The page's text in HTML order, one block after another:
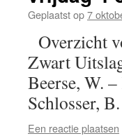
Geplaatst op7
Overzicht
Zwart
Beerse, W.
Schlosser,
Een reactie plaatsen